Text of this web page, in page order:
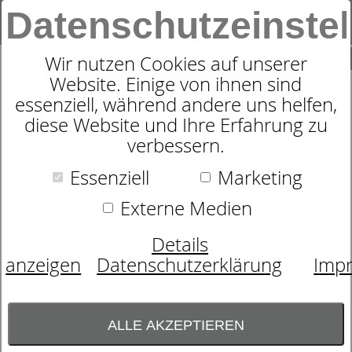
Wir nutzen Cookies auf unserer
Website. Einige von ihnen sind
essenziell, während andere uns helfen,
diese Website und Ihre Erfahrung zu
verbessern.
Essenziell
Marketing
Externe Medien
Details
anzeigen
Datenschutzerklärung
ALLE AKZEPTIEREN
SUCHE
0
GESCHIRRTUCH
ZITRONENTISCH